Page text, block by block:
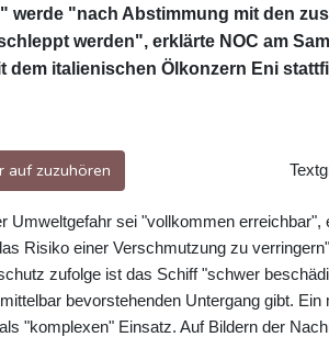
werde "nach Abstimmung mit den
werden", erklärte NOC am
dem italienischen Ölkonzern Eni
auf zuzuhören
Umweltgefahr sei "vollkommen
Risiko einer Verschmutzung zu
zufolge ist das Schiff "schwer
bevorstehenden Untergang gibt.
"komplexen" Einsatz. Auf Bildern der